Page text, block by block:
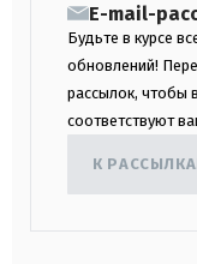
E-mail-
Будьте в курсе
обновлений!
рассылок, чтобы
соответствуют
К